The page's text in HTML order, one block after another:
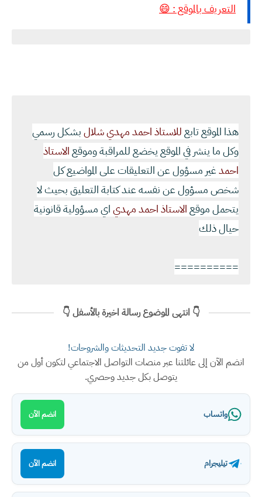
التعريف بالموقع : 😄
هذا الموقع تابعللاستاذ احمد مهدي شلالبشكل رسمي
وكل ما ينشر في الموقع يخضع للمراقبة وموقعالاستاذ
احمدغير مسؤول عن التعليقات على المواضيع كل
شخص مسؤول عن نفسه عند كتابة التعليق بحيث لا
يتحمل موقعالاستاذ احمد مهدياي مسؤولية قانونية
حيال ذلك
==========
👇 انتهى الموضوع رسالة اخيرة بالأسفل 👇
لا تفوت جديد التحديثات والشروحات!
انضم الآن إلى عائلتنا عبر منصات التواصل الاجتماعي لتكون أول من
يتوصل بكل جديد وحصري.
واتساب انضم الآن
تيليجرام انضم الآن